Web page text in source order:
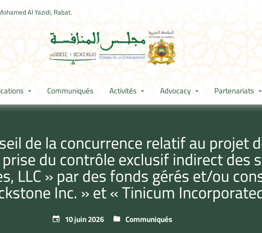
Al Yazidi, Rabat.
Communiqués Activités Advocacy Partenariats
de la concurrence relatif au projet
du contrôle exclusif indirect des
LLC » par des fonds gérés et/ou
Inc. » et « Tinicum
10 juin 2026 Communiqués